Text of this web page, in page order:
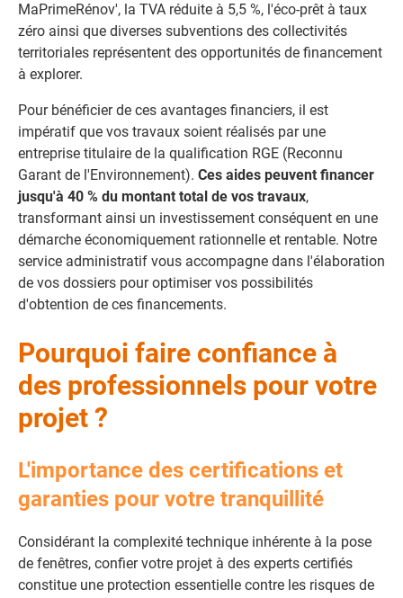
MaPrimeRénov', la TVA réduite à 5,5 %, l'éco-prêt à taux
zéro ainsi que diverses subventions des collectivités
territoriales représentent des opportunités de financement
à explorer.
Pour bénéficier de ces avantages financiers, il est
impératif que vos travaux soient réalisés par une
entreprise titulaire de la qualification RGE (Reconnu
Garant de l'Environnement). Ces aides peuvent financer
jusqu'à 40 % du montant total de vos travaux,
transformant ainsi un investissement conséquent en une
démarche économiquement rationnelle et rentable. Notre
service administratif vous accompagne dans l'élaboration
de vos dossiers pour optimiser vos possibilités
d'obtention de ces financements.
Pourquoi faire confiance à
des professionnels pour votre
projet ?
L'importance des certifications et
garanties pour votre tranquillité
Considérant la complexité technique inhérente à la pose
de fenêtres, confier votre projet à des experts certifiés
constitue une protection essentielle contre les risques de